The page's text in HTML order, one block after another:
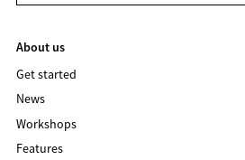
About us
Get started
News
Workshops
Features